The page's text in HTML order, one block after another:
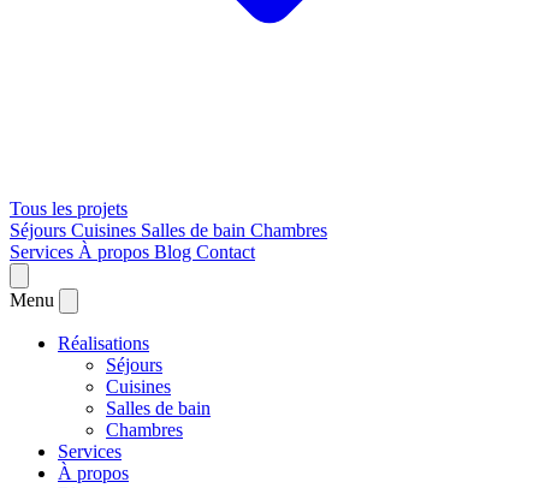
Tous les projets
Séjours Cuisines Salles de bain Chambres
Services À propos Blog Contact
Menu
Réalisations
Séjours
Cuisines
Salles de bain
Chambres
Services
À propos